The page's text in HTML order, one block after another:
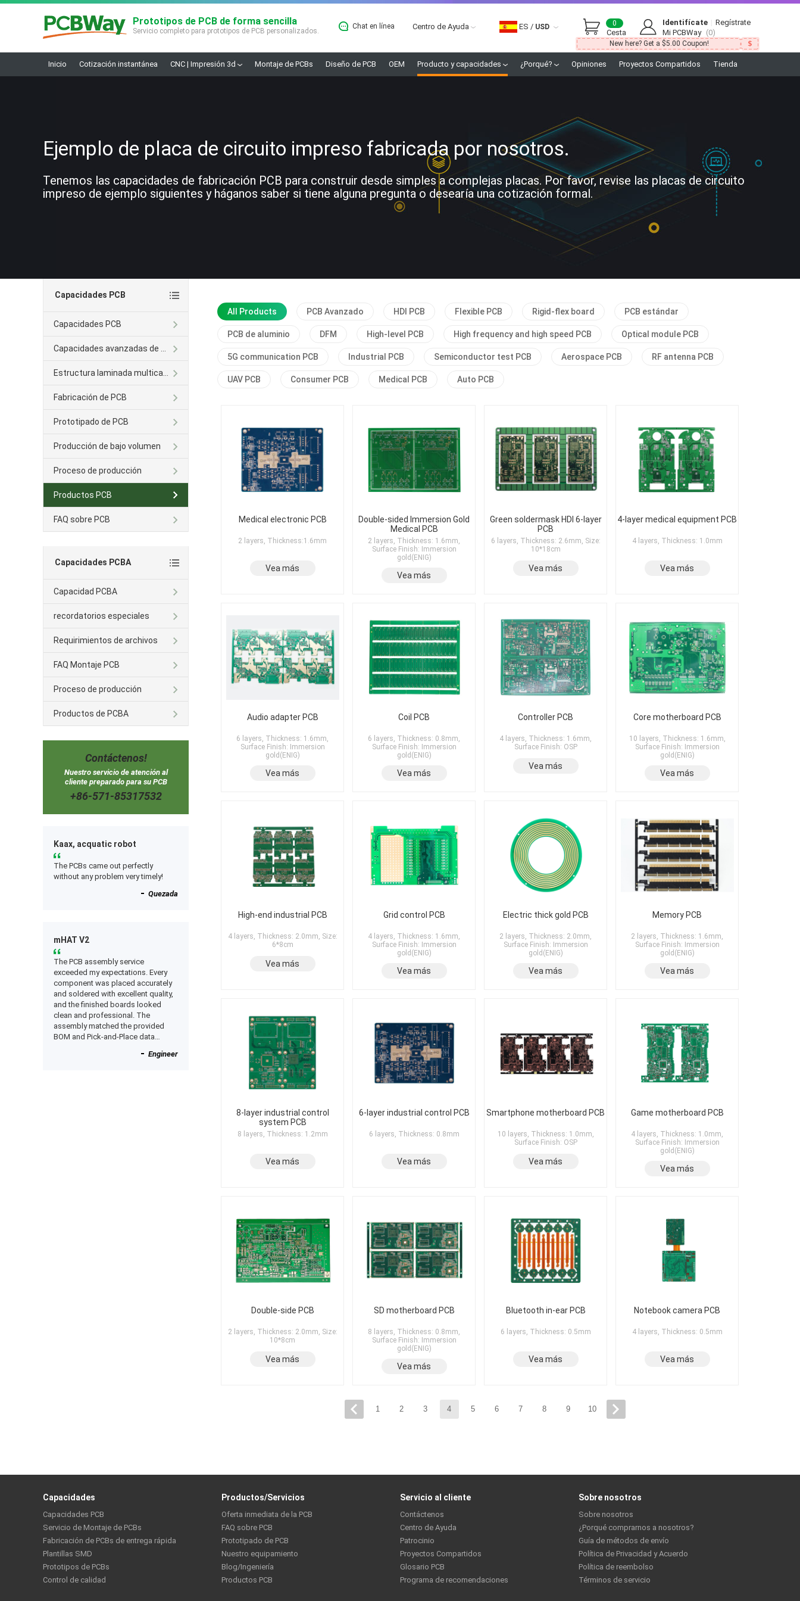
Prototipos de PCB de forma sencilla
Servicio completo para prototipos de PCB personalizados.
Chat en línea Centro de Ayuda ES / USD
Cesta
0 Identifícate
Regístrate
Mi PCBWay (0)
New here? Get a $5.00 Coupon!
Inicio Cotización instantánea CNC | Impresión 3d Montaje de PCBs Diseño de PCB OEM Producto y capacidades ¿Porqué? Opiniones Proyectos Compartidos Tienda
Ejemplo de placa de circuito impreso fabricada por nosotros.
Tenemos las capacidades de fabricación PCB para construir desde simples a complejas placas. Por favor, revise las placas de circuito
impreso de ejemplo siguientes y háganos saber si tiene alguna pregunta o desearía una cotización formal.
All Products PCB Avanzado HDI PCB Flexible PCB Rigid-flex board PCB estándar
PCB de aluminio DFM High-level PCB High frequency and high speed PCB Optical module PCB
5G communication PCB Industrial PCB Semiconductor test PCB Aerospace PCB RF antenna PCB
UAV PCB Consumer PCB Medical PCB Auto PCB
Medical electronic PCB
2 layers, Thickness:1.6mm
Vea más
Double-sided Immersion Gold
Medical PCB
2 layers, Thickness: 1.6mm,
Surface Finish: Immersion
gold(ENIG)
Vea más
Green soldermask HDI 6-layer
PCB
6 layers, Thickness: 2.6mm, Size:
10*18cm
Vea más
4-layer medical equipment PCB
4 layers, Thickness: 1.0mm
Vea más
Audio adapter PCB
6 layers, Thickness: 1.6mm,
Surface Finish: Immersion
gold(ENIG)
Vea más
Coil PCB
6 layers, Thickness: 0.8mm,
Surface Finish: Immersion
gold(ENIG)
Vea más
Controller PCB
4 layers, Thickness: 1.6mm,
Surface Finish: OSP
Vea más
Core motherboard PCB
10 layers, Thickness: 1.6mm,
Surface Finish: Immersion
gold(ENIG)
Vea más
High-end industrial PCB
4 layers, Thickness: 2.0mm, Size:
6*8cm
Vea más
Grid control PCB
4 layers, Thickness: 1.6mm,
Surface Finish: Immersion
gold(ENIG)
Vea más
Electric thick gold PCB
2 layers, Thickness: 2.0mm,
Surface Finish: Immersion
gold(ENIG)
Vea más
Memory PCB
2 layers, Thickness: 1.6mm,
Surface Finish: Immersion
gold(ENIG)
Vea más
8-layer industrial control
system PCB
8 layers, Thickness: 1.2mm
Vea más
6-layer industrial control PCB
6 layers, Thickness: 0.8mm
Vea más
Smartphone motherboard PCB
10 layers, Thickness: 1.0mm,
Surface Finish: OSP
Vea más
Game motherboard PCB
4 layers, Thickness: 1.0mm,
Surface Finish: Immersion
gold(ENIG)
Vea más
Double-side PCB
2 layers, Thickness: 2.0mm, Size:
10*8cm
Vea más
SD motherboard PCB
8 layers, Thickness: 0.8mm,
Surface Finish: Immersion
gold(ENIG)
Vea más
Bluetooth in-ear PCB
6 layers, Thickness: 0.5mm
Vea más
Notebook camera PCB
4 layers, Thickness: 0.5mm
Vea más
1 2 3 4 5 6 7 8 9 10
Capacidades PCB
Capacidades PCB
Fabricación de PCB
Prototipado de PCB
Producción de bajo volumen
Proceso de producción
Productos PCB
FAQ sobre PCB
Capacidades PCBA
Capacidad PCBA
recordatorios especiales
Requirimientos de archivos
FAQ Montaje PCB
Proceso de producción
Productos de PCBA
Contáctenos!
Nuestro servicio de atención al
cliente preparado para su PCB
+86-571-85317532
Kaax, acquatic robot
The PCBs came out perfectly
without any problem very timely!
Quezada
mHAT V2
The PCB assembly service
exceeded my expectations. Every
component was placed accurately
and soldered with excellent quality,
and the finished boards looked
clean and professional. The
assembly matched the provided
BOM and Pick-and-Place data
expected after receiving the boards.
Engineer
Capacidades
Capacidades PCB
Servicio de Montaje de PCBs
Fabricación de PCBs de entrega rápida
Plantillas SMD
Prototipos de PCBs
Control de calidad
Productos/Servicios
Oferta inmediata de la PCB
FAQ sobre PCB
Prototipado de PCB
Nuestro equipamiento
Blog/Ingeniería
Productos PCB
Servicio al cliente
Contáctenos
Centro de Ayuda
Patrocinio
Proyectos Compartidos
Glosario PCB
Programa de recomendaciones
Sobre nosotros
Sobre nosotros
¿Porqué comprarnos a nosotros?
Guía de métodos de envío
Política de Privacidad y Acuerdo
Política de reembolso
Términos de servicio